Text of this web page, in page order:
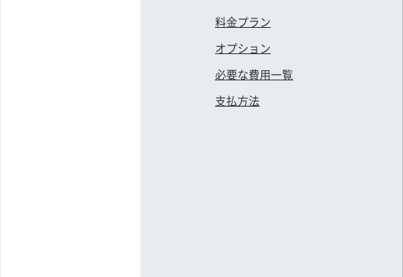
料金プラン
オプション
必要な費用一覧
支払方法